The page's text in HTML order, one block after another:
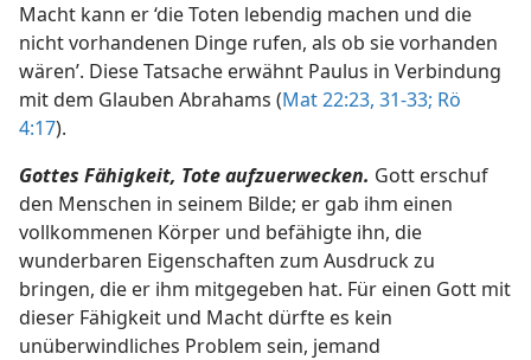
Macht kann er ‘die Toten lebendig machen und die
nicht vorhandenen Dinge rufen, als ob sie vorhanden
wären’. Diese Tatsache erwähnt Paulus in Verbindung
mit dem Glauben Abrahams (Mat 22:23, 31-33; Rö
4:17).
Gottes Fähigkeit, Tote aufzuerwecken. Gott erschuf
den Menschen in seinem Bilde; er gab ihm einen
vollkommenen Körper und befähigte ihn, die
wunderbaren Eigenschaften zum Ausdruck zu
bringen, die er ihm mitgegeben hat. Für einen Gott mit
dieser Fähigkeit und Macht dürfte es kein
unüberwindliches Problem sein, jemand